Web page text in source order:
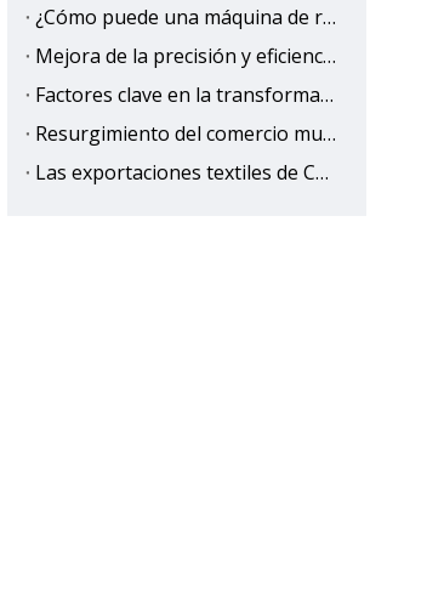
¿Cómo puede una máquina de relajación de tela beneficiar a su fábrica de prendas?
Mejora de la precisión y eficiencia de la relajación de telas con medición de ancho en tiempo real
Factores clave en la transformación de la industria textil de Türkiye
Resurgimiento del comercio mundial: señales de crecimiento y riesgos futuros
Las exportaciones textiles de China muestran resiliencia a pesar de los vientos en contra globales